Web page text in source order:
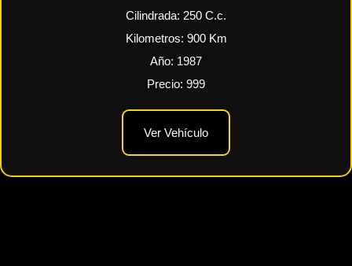
Cilindrada: 250 C.c.
Kilometros: 900Km
Año: 1987
Precio: 999
Ver Vehículo